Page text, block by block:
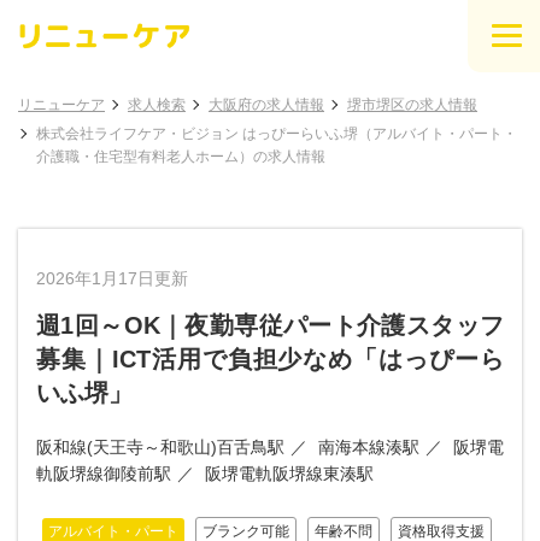
リニューケア 求人検索 大阪府の求人情報
堺市堺区の求人情報
株式会社ライフケア・ビジョン はっぴーらいふ堺（アルバイト・パート・
介護職・住宅型有料老人ホーム）の求人情報
2026年1月17日更新
週1回～OK｜夜勤専従パート介護スタッフ
募集｜ICT活用で負担少なめ「はっぴーら
いふ堺」
阪和線(天王寺～和歌山)百舌鳥駅 南海本線湊駅
阪堺電
軌阪堺線御陵前駅
阪堺電軌阪堺線東湊駅
アルバイト・パート ブランク可能 年齢不問 資格取得支援